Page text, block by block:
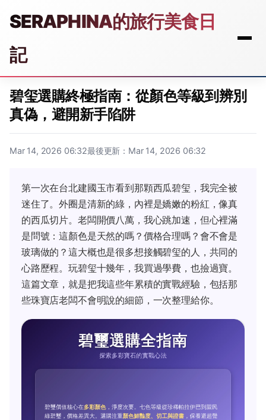
SERAPHINA的旅行美食日
記
碧玺選購終極指南：從顏色等級到辨別
真偽，避開新手陷阱
Mar 14, 2026 06:32最後更新：Mar 14, 2026 06:32
第一次在台北建國玉市看到那顆西瓜碧玺，我完全被
迷住了。外圈是清新的綠，內裡是嬌嫩的粉紅，像真
的西瓜切片。老闆開價八萬，我心跳加速，但心裡滿
是問號：這顏色是天然的嗎？價格合理嗎？會不會是
玻璃做的？這大概也是很多想接觸碧玺的人，共同的
心路歷程。玩碧玺十幾年，我買過學費，也撿過寶。
這篇文章，就是把我這些年累積的實戰經驗，包括那
些珠寶店老闆不會明說的細節，一次整理給你。